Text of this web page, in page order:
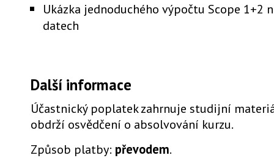
Ukázka jednoduchého výpočtu Scope 1+2
datech
Další informace
Účastnický poplatek zahrnuje studijní
obdrží osvědčení o absolvování kurzu.
Způsob platby: převodem.